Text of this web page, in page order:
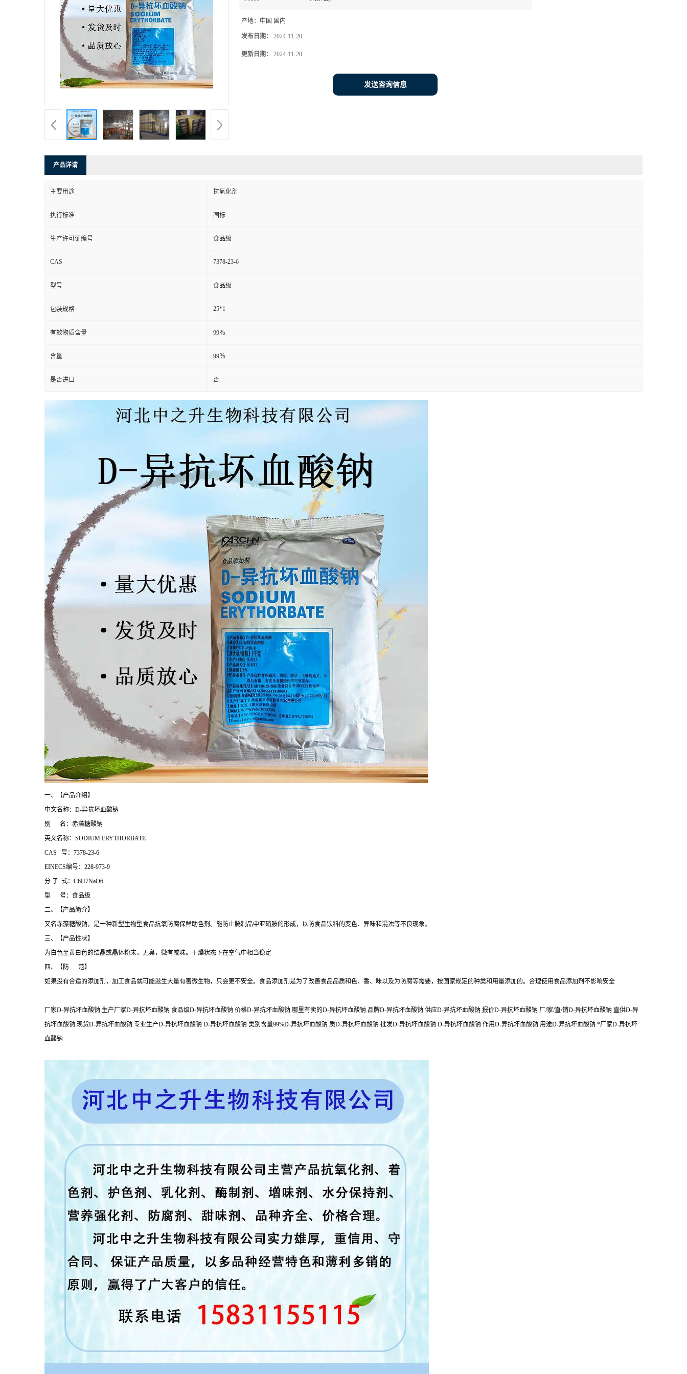
产地： 中国 国内
发布日期： 2024-11-20
更新日期： 2024-11-20
发送咨询信息
产品详请
主要用途 抗氧化剂
执行标准 国标
生产许可证编号 食品级
CAS 7378-23-6
型号 食品级
包装规格 25*1
有效物质含量 99％
含量 99％
是否进口 否
一、【产品介绍】
中文名称：D-异抗坏血酸钠
别 名：赤藻糖酸钠
英文名称：SODIUM ERYTHORBATE
CAS 号：7378-23-6
EINECS编号：228-973-9
分 子 式：C6H7NaO6
型 号：食品级
二、【产品简介】
又名赤藻糖酸钠，是一种新型生物型食品抗氧防腐保鲜助色剂。能防止腌制品中亚硝胺的形成，以防食品饮料的变色、异味和混浊等不良现象。
三、【产品性状】
为白色至黄白色的结晶或晶体粉末，无臭，微有咸味。干燥状态下在空气中相当稳定
四、【防 范】
如果没有合适的添加剂，加工食品就可能滋生大量有害微生物，只会更不安全。食品添加剂是为了改善食品品质和色、香、味以及为防腐等需要，按国家规定的种类和用量添加的。合理使用食品添加剂不影响安全
厂家D-异抗坏血酸钠 生产厂家D-异抗坏血酸钠 食品级D-异抗坏血酸钠 价格D-异抗坏血酸钠 哪里有卖的D-异抗坏血酸钠 品牌D-异抗坏血酸钠 供应D-异抗坏血酸钠 报价D-异抗坏血酸钠 厂/家/直/销D-异抗坏血酸钠 直供D-异
抗坏血酸钠 现货D-异抗坏血酸钠 专业生产D-异抗坏血酸钠 D-异抗坏血酸钠 类别含量99%D-异抗坏血酸钠 质D-异抗坏血酸钠 批发D-异抗坏血酸钠 D-异抗坏血酸钠 作用D-异抗坏血酸钠 用途D-异抗坏血酸钠 *厂家D-异抗坏
血酸钠